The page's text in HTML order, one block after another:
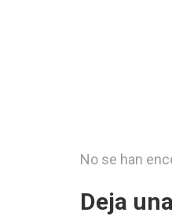
No se han
Deja